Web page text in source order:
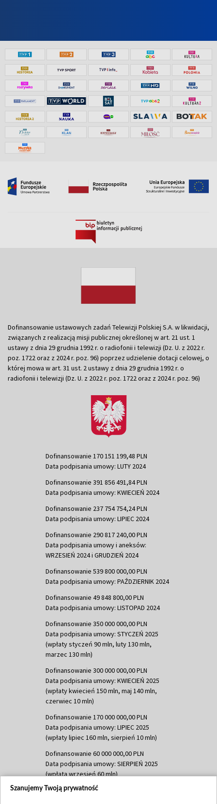
Dofinansowanie ustawowych zadań Telewizji Polskiej S.A. w likwidacji,
związanych z realizacją misji publicznej określonej w art. 21 ust. 1
ustawy z dnia 29 grudnia 1992 r. o radiofonii i telewizji (Dz. U. z 2022 r.
poz. 1722 oraz z 2024 r. poz. 96) poprzez udzielenie dotacji celowej, o
której mowa w art. 31 ust. 2 ustawy z dnia 29 grudnia 1992 r. o
radiofonii i telewizji (Dz. U. z 2022 r. poz. 1722 oraz z 2024 r. poz. 96)
Dofinansowanie 170 151 199,48 PLN
Data podpisania umowy: LUTY 2024
Dofinansowanie 391 856 491,84 PLN
Data podpisania umowy: KWIECIEŃ 2024
Dofinansowanie 237 754 754,24 PLN
Data podpisania umowy: LIPIEC 2024
Dofinansowanie 290 817 240,00 PLN
Data podpisania umowy i aneksów:
WRZESIEŃ 2024 i GRUDZIEŃ 2024
Dofinansowanie 539 800 000,00 PLN
Data podpisania umowy: PAŹDZIERNIK 2024
Dofinansowanie 49 848 800,00 PLN
Data podpisania umowy: LISTOPAD 2024
Dofinansowanie 350 000 000,00 PLN
Data podpisania umowy: STYCZEŃ 2025
(wpłaty styczeń 90 mln, luty 130 mln,
marzec 130 mln)
Dofinansowanie 300 000 000,00 PLN
Data podpisania umowy: KWIECIEŃ 2025
(wpłaty kwiecień 150 mln, maj 140 mln,
czerwiec 10 mln)
Dofinansowanie 170 000 000,00 PLN
Data podpisania umowy: LIPIEC 2025
(wpłaty lipiec 160 mln, sierpień 10 mln)
Dofinansowanie 60 000 000,00 PLN
Data podpisania umowy: SIERPIEŃ 2025
(wpłata wrzesień 60 mln)
Dofinansowanie 635 783 051,21 PLN
Szanujemy Twoją prywatność